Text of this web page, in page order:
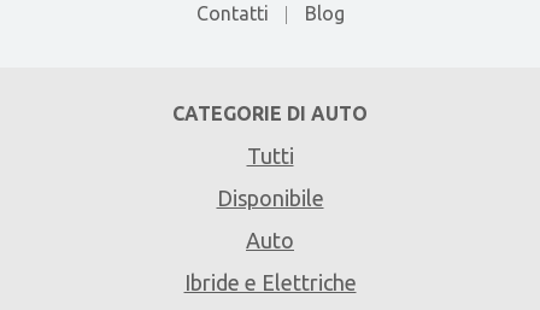
Contatti Blog
CATEGORIE DI AUTO
Tutti
Disponibile
Auto
Ibride e Elettriche